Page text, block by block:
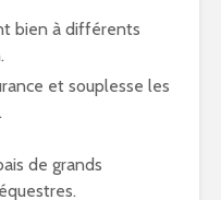
bien à différents
et souplesse les
de grands